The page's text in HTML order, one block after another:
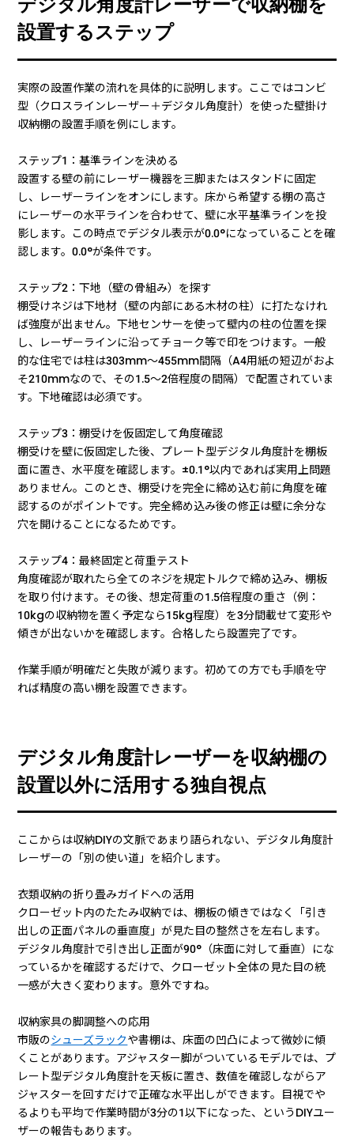
デジタル角度計レーザーで収納棚を
設置するステップ
実際の設置作業の流れを具体的に説明します。ここではコンビ
型（クロスラインレーザー＋デジタル角度計）を使った壁掛け
収納棚の設置手順を例にします。
ステップ1：基準ラインを決める
設置する壁の前にレーザー機器を三脚またはスタンドに固定
し、レーザーラインをオンにします。床から希望する棚の高さ
にレーザーの水平ラインを合わせて、壁に水平基準ラインを投
影します。この時点でデジタル表示が0.0°になっていることを確
認します。0.0°が条件です。
ステップ2：下地（壁の骨組み）を探す
棚受けネジは下地材（壁の内部にある木材の柱）に打たなけれ
ば強度が出ません。下地センサーを使って壁内の柱の位置を探
し、レーザーラインに沿ってチョーク等で印をつけます。一般
的な住宅では柱は303mm〜455mm間隔（A4用紙の短辺がおよ
そ210mmなので、その1.5〜2倍程度の間隔）で配置されていま
す。下地確認は必須です。
ステップ3：棚受けを仮固定して角度確認
棚受けを壁に仮固定した後、プレート型デジタル角度計を棚板
面に置き、水平度を確認します。±0.1°以内であれば実用上問題
ありません。このとき、棚受けを完全に締め込む前に角度を確
認するのがポイントです。完全締め込み後の修正は壁に余分な
穴を開けることになるためです。
ステップ4：最終固定と荷重テスト
角度確認が取れたら全てのネジを規定トルクで締め込み、棚板
を取り付けます。その後、想定荷重の1.5倍程度の重さ（例：
10kgの収納物を置く予定なら15kg程度）を3分間載せて変形や
傾きが出ないかを確認します。合格したら設置完了です。
作業手順が明確だと失敗が減ります。初めての方でも手順を守
れば精度の高い棚を設置できます。
デジタル角度計レーザーを収納棚の
設置以外に活用する独自視点
ここからは収納DIYの文脈であまり語られない、デジタル角度計
レーザーの「別の使い道」を紹介します。
衣類収納の折り畳みガイドへの活用
クローゼット内のたたみ収納では、棚板の傾きではなく「引き
出しの正面パネルの垂直度」が見た目の整然さを左右します。
デジタル角度計で引き出し正面が90°（床面に対して垂直）にな
っているかを確認するだけで、クローゼット全体の見た目の統
一感が大きく変わります。意外ですね。
収納家具の脚調整への応用
市販のシューズラックや書棚は、床面の凹凸によって微妙に傾
くことがあります。アジャスター脚がついているモデルでは、プ
レート型デジタル角度計を天板に置き、数値を確認しながらア
ジャスターを回すだけで正確な水平出しができます。目視でや
るよりも平均で作業時間が3分の1以下になった、というDIYユー
ザーの報告もあります。